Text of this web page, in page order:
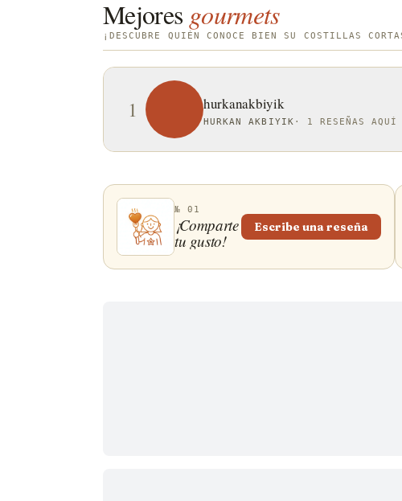
Mejores gourmets
¡DESCUBRE QUIÉN CONOCE BIEN SU COSTILLAS
1 hurkanakbiyik
HURKAN AKBIYIK · 1 RESEÑAS AQUÍ
№ 01
¡Comparte
tu gusto!
Escribe una reseña